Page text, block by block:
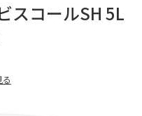
スコールSH 5L
る